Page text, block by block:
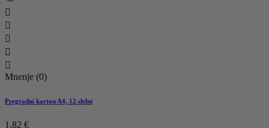





Mnenje (0)
Pregradni karton A4, 12-delni
1,82 €